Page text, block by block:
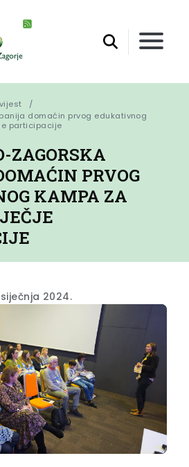
domaćin prvog edukativnog
participacije
ZAGORSKA
PRVOG
KAMPA ZA
2024.